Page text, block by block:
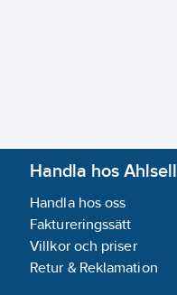
Handla hos Ahlsell
Handla hos oss
Faktureringssätt
Villkor och priser
Retur & Reklamation